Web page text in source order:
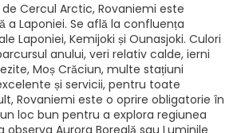
Cercul Arctic, Rovaniemi este
a Laponiei. Se află la confluența
Laponiei, Kemijoki și Ounasjoki. Culori
anului, veri relativ calde, ierni
Moș Crăciun, multe stațiuni
și servicii, pentru toate
Rovaniemi este o oprire obligatorie în
loc bun pentru a explora regiunea
observa Aurora Boreală sau Luminile